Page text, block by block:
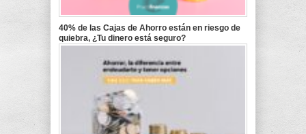
40% de las Cajas de Ahorro están en riesgo de
quiebra, ¿Tu dinero está seguro?